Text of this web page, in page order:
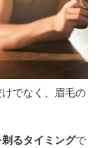
でなく、眉毛の
剃るタイミングで